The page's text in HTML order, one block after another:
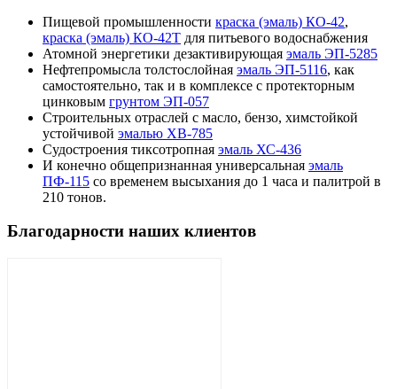
Пищевой промышленности краска (эмаль) КО-42,
краска (эмаль) КО-42Т для питьевого водоснабжения
Атомной энергетики дезактивирующая эмаль ЭП-5285
Нефтепромысла толстослойная эмаль ЭП-5116, как
самостоятельно, так и в комплексе с протекторным
цинковым грунтом ЭП-057
Строительных отраслей с масло, бензо, химстойкой
устойчивой эмалью ХВ-785
Судостроения тиксотропная эмаль ХС-436
И конечно общепризнанная универсальная эмаль
ПФ-115 со временем высыхания до 1 часа и палитрой в
210 тонов.
Благодарности наших клиентов